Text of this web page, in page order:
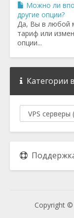
Можно ли
другие опции?
Да, Вы в любой
тариф или
опции...
Категории
Copyright ©